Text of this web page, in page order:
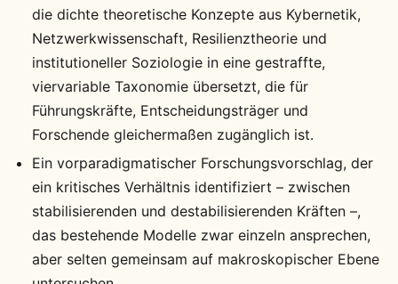
die dichte theoretische Konzepte aus Kybernetik,
Netzwerkwissenschaft, Resilienztheorie und
institutioneller Soziologie in eine gestraffte,
viervariable Taxonomie übersetzt, die für
Führungskräfte, Entscheidungsträger und
Forschende gleichermaßen zugänglich ist.
Ein vorparadigmatischer Forschungsvorschlag, der
ein kritisches Verhältnis identifiziert – zwischen
stabilisierenden und destabilisierenden Kräften –,
das bestehende Modelle zwar einzeln ansprechen,
aber selten gemeinsam auf makroskopischer Ebene